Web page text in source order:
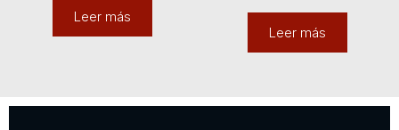
Leer más
Leer más